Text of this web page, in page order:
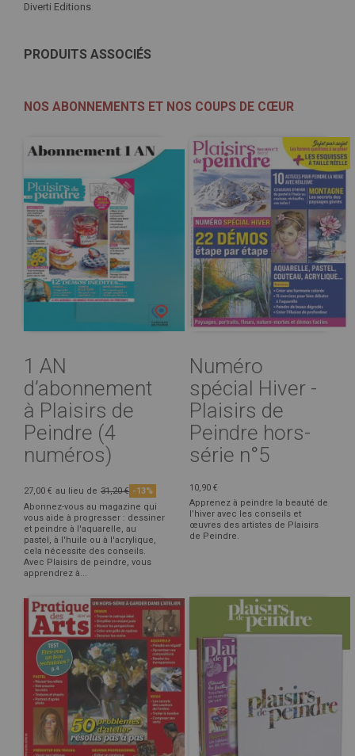
Diverti Editions
PRODUITS ASSOCIÉS
NOS ABONNEMENTS ET NOS COUPS DE CŒUR
1 AN
d’abonnement
à Plaisirs de
Peindre (4
numéros)
27,00 € au lieu de 31,20 € -13%
Abonnez-vous au magazine qui
vous aide à progresser : dessiner
et peindre à l'aquarelle, au
pastel, à l'huile ou à l'acrylique,
cela nécessite des conseils.
Avec Plaisirs de peindre, vous
apprendrez à...
Numéro
spécial Hiver -
Plaisirs de
Peindre hors-
série n°5
10,90 €
Apprenez à peindre la beauté de
l’hiver avec les conseils et
œuvres des artistes de Plaisirs
de Peindre.